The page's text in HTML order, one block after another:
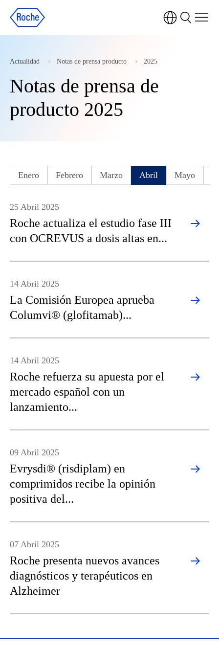
Actualidad Notas de prensa producto 2025
Notas de prensa de
producto 2025
Enero Febrero Marzo Abril Mayo
Roche actualiza el estudio fase III
con OCREVUS a dosis altas en...
25 Abril 2025
La Comisión Europea aprueba
Columvi® (glofitamab)...
14 Abril 2025
Roche refuerza su apuesta por el
mercado español con un
lanzamiento...
14 Abril 2025
Evrysdi® (risdiplam) en
comprimidos recibe la opinión
positiva del...
09 Abril 2025
Roche presenta nuevos avances
diagnósticos y terapéuticos en
Alzheimer
07 Abril 2025